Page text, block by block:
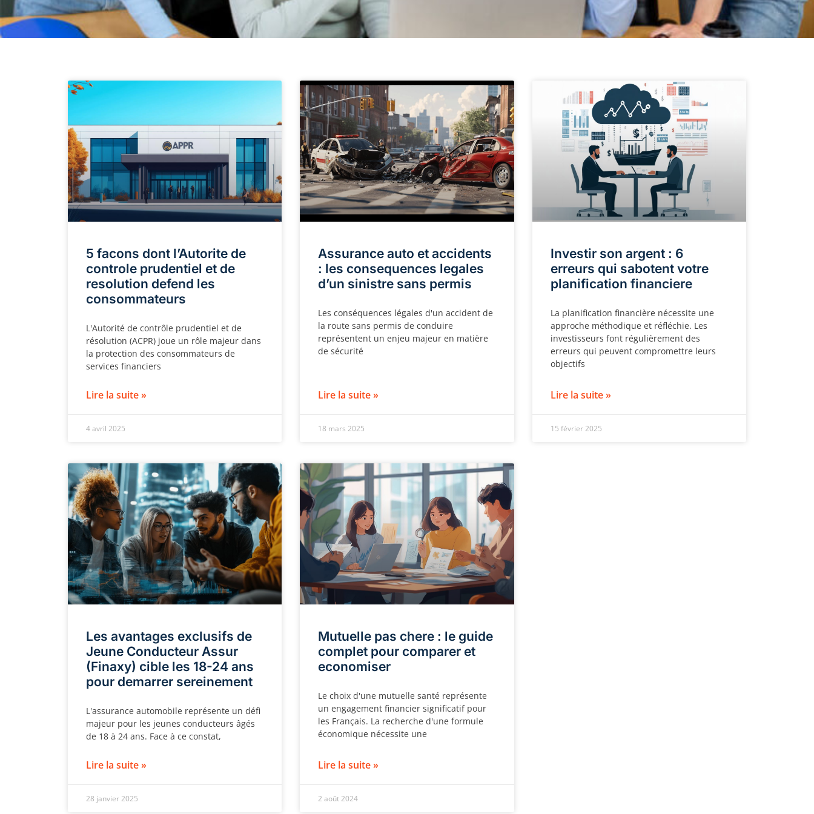
5 facons dont l’Autorite de
controle prudentiel et de
resolution defend les
consommateurs
L'Autorité de contrôle prudentiel et de
résolution (ACPR) joue un rôle majeur dans
la protection des consommateurs de
services financiers
Lire la suite »
4 avril 2025
Assurance auto et accidents
: les consequences legales
d’un sinistre sans permis
Les conséquences légales d'un accident de
la route sans permis de conduire
représentent un enjeu majeur en matière
de sécurité
Lire la suite »
18 mars 2025
Investir son argent : 6
erreurs qui sabotent votre
planification financiere
La planification financière nécessite une
approche méthodique et réfléchie. Les
investisseurs font régulièrement des
erreurs qui peuvent compromettre leurs
objectifs
Lire la suite »
15 février 2025
Les avantages exclusifs de
Jeune Conducteur Assur
(Finaxy) cible les 18-24 ans
pour demarrer sereinement
L'assurance automobile représente un défi
majeur pour les jeunes conducteurs âgés
de 18 à 24 ans. Face à ce constat,
Lire la suite »
28 janvier 2025
Mutuelle pas chere : le guide
complet pour comparer et
economiser
Le choix d'une mutuelle santé représente
un engagement financier significatif pour
les Français. La recherche d'une formule
économique nécessite une
Lire la suite »
2 août 2024